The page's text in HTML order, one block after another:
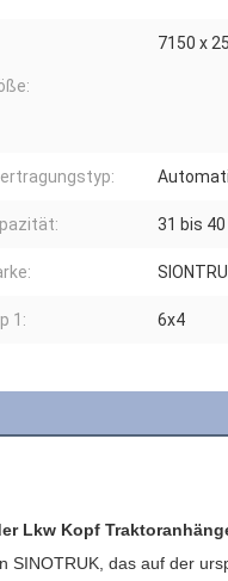
7150 x
31 bis
1: 6x4
Lkw Kopf
SINOTRUK, das auf der